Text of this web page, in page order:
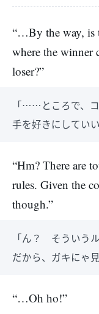
“…By the way, is
where the winner
loser?”
「……ところで、
手を好きにしてい
“Hm? There are
rules. Given the
though.”
「ん？ そういう
だから、ガキにゃ
“…Oh ho!”